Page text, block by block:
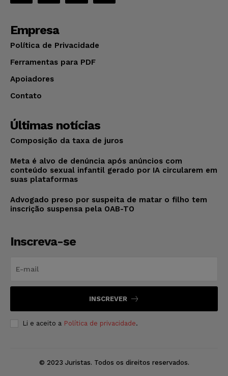
Empresa
Política de Privacidade
Ferramentas para PDF
Apoiadores
Contato
Últimas notícias
Composição da taxa de juros
Meta é alvo de denúncia após anúncios com
conteúdo sexual infantil gerado por IA circularem em
suas plataformas
Advogado preso por suspeita de matar o filho tem
inscrição suspensa pela OAB-TO
Inscreva-se
INSCREVER
Li e aceito a Política de privacidade.
© 2023 Juristas. Todos os direitos reservados.